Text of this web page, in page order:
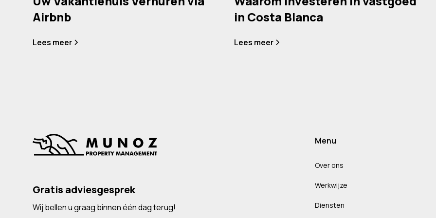
Airbnb
Lees meer
in Costa Blanca
Lees meer
Gratis adviesgesprek
Wij bellen u graag binnen één dag terug!
Menu
Over ons
Werkwijze
Diensten